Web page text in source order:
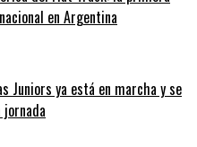
en Argentina
Juniors ya está en marcha y se
jornada